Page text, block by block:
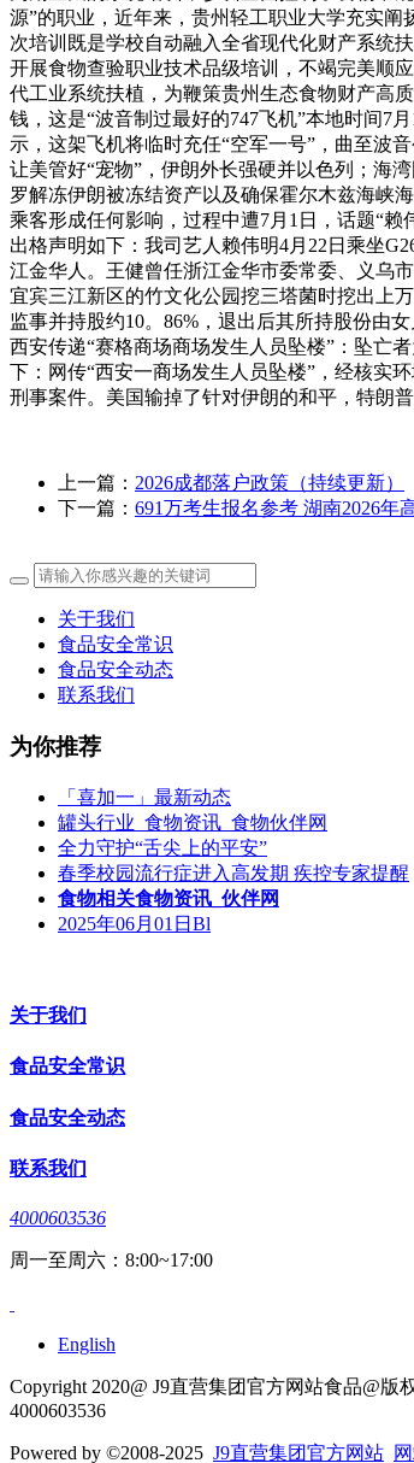
源”的职业，近年来，贵州轻工职业大学充实
次培训既是学校自动融入全省现代化财产系统
开展食物查验职业技术品级培训，不竭完美顺
代工业系统扶植，为鞭策贵州生态食物财产高
钱，这是“波音制过最好的747飞机”本地时间7
示，这架飞机将临时充任“空军一号”，曲至波
让美管好“宠物”，伊朗外长强硬并以色列；海
罗解冻伊朗被冻结资产以及确保霍尔木兹海峡
乘客形成任何影响，过程中遭7月1日，话题“
出格声明如下：我司艺人赖伟明4月22日乘坐
江金华人。王健曾任浙江金华市委常委、义乌
宜宾三江新区的竹文化公园挖三塔菌时挖出上
监事并持股约10。86%，退出后其所持股份由
西安传递“赛格商场商场发生人员坠楼”：坠亡
下：网传“西安一商场发生人员坠楼”，经核实
刑事案件。美国输掉了针对伊朗的和平，特朗
上一篇： 2026成都落户政策（持续更新）
下一篇： 691万考生报名参考 湖南2026年
关于我们
食品安全常识
食品安全动态
联系我们
为你推荐
「喜加一」最新动态
罐头行业_食物资讯_食物伙伴网
全力守护“舌尖上的平安”
春季校园流行症进入高发期 疾控专家提醒
食物相关食物资讯_伙伴网
2025年06月01日Bl
关于我们
食品安全常识
食品安全动态
联系我们
4000603536
周一至周六：8:00~17:00
English
Copyright 2020@ J9直营集团官方网站食品@版
4000603536
Powered by ©2008-2025 J9直营集团官方网站